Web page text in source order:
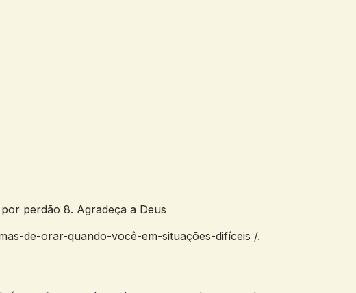
perdão 8. Agradeça a Deus
de-orar-quando-você-em-situações-difíceis /.